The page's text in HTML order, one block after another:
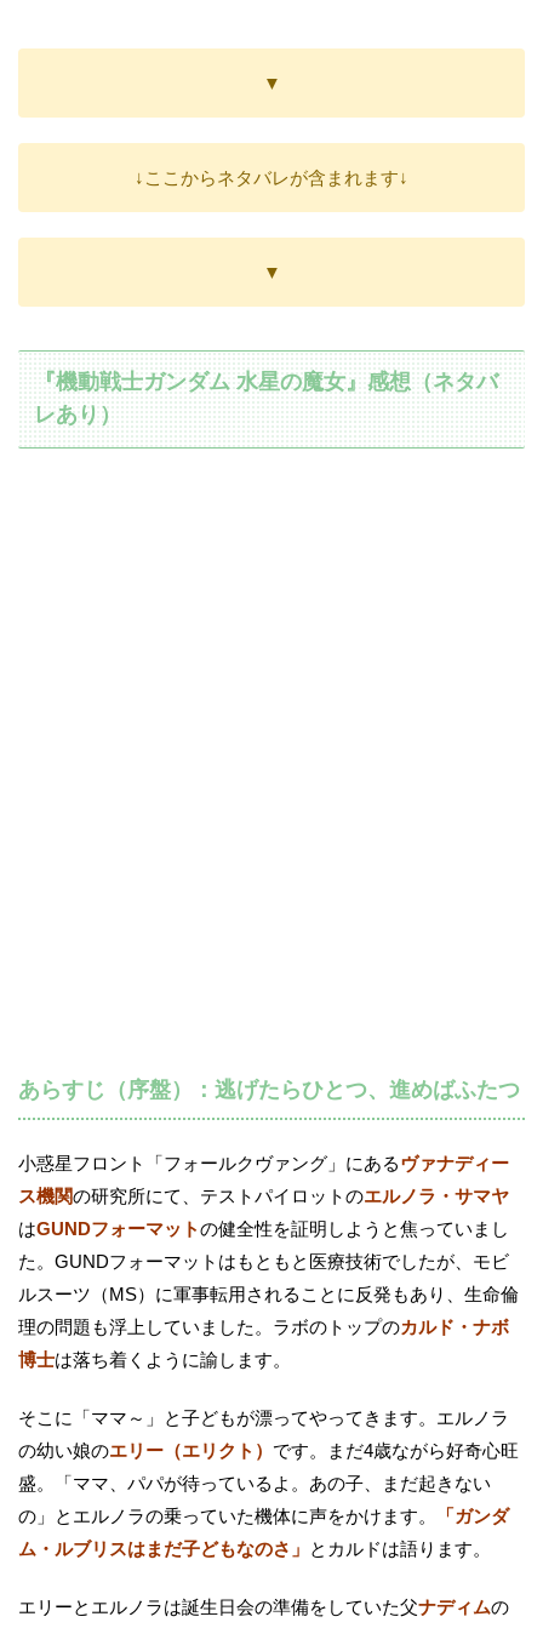
▼
↓ここからネタバレが含まれます↓
▼
『機動戦士ガンダム 水星の魔女』感想（ネタバ
レあり）
あらすじ（序盤）：逃げたらひとつ、進めばふたつ
小惑星フロント「フォールクヴァング」にあるヴァナディー
ス機関の研究所にて、テストパイロットのエルノラ・サマヤ
はGUNDフォーマットの健全性を証明しようと焦っていまし
た。GUNDフォーマットはもともと医療技術でしたが、モビ
ルスーツ（MS）に軍事転用されることに反発もあり、生命倫
理の問題も浮上していました。ラボのトップのカルド・ナボ
博士は落ち着くように諭します。
そこに「ママ～」と子どもが漂ってやってきます。エルノラ
の幼い娘のエリー（エリクト） です。まだ4歳ながら好奇心旺
盛。「ママ、パパが待っているよ。あの子、まだ起きない
の」とエルノラの乗っていた機体に声をかけます。
「ガンダ
ム・ルブリスはまだ子どもなのさ」 とカルドは語ります。
エリーとエルノラは誕生日会の準備をしていた父ナディムの